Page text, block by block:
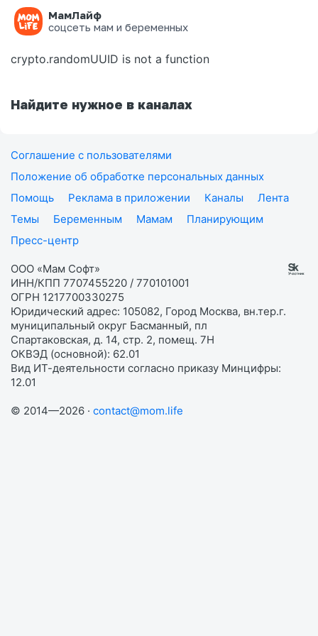
МамЛайф
соцсеть мам и беременных
Ошибка на странице
crypto.randomUUID is not a function
Найдите нужное в каналах
Соглашение с пользователями
Положение об обработке персональных данных
Помощь
Реклама в приложении Каналы
Лента
Темы
Беременным Мамам
Планирующим
Пресс-центр
ООО «Мам Софт»
ИНН/КПП 7707455220 / 770101001
ОГРН 1217700330275
Юридический адрес: 105082, Город Москва, вн.тер.г.
муниципальный округ Басманный, пл
Спартаковская, д. 14, стр. 2, помещ. 7Н
ОКВЭД (основной): 62.01
Вид ИТ-деятельности согласно приказу Минцифры:
12.01
© 2014—2026 · contact@mom.life